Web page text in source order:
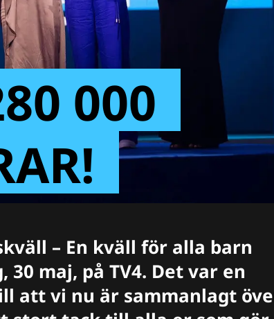
000
– En kväll för alla barn
maj, på TV4. Det var en
att vi nu är sammanlagt